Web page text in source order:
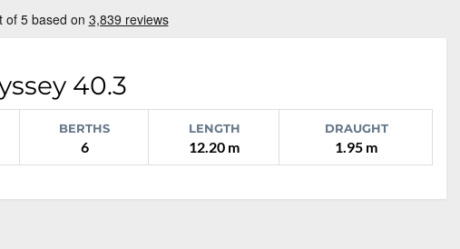
40.3
BERTHS
6
LENGTH
12.20 m
DRAUGHT
1.95 m